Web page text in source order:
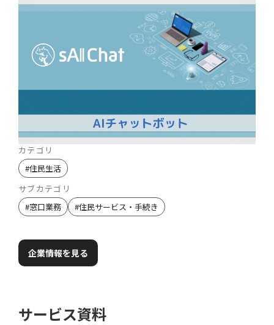
カテゴリ
#住民生活
サブカテゴリ
#窓口業務 #住民サービス・手続き
企業情報を見る
サービス資料